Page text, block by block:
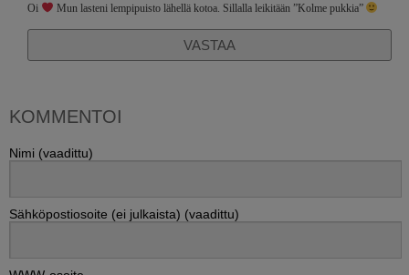
Oi Mun lasteni lempipuisto lähellä kotoa. Sillalla leikitään ”Kolme pukkia”
VASTAA
KOMMENTOI
Nimi (vaadittu)
Sähköpostiosoite (ei julkaista) (vaadittu)